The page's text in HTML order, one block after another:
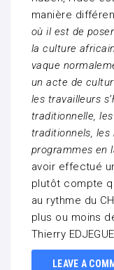
manière
où il est de
la culture
vaque
un acte de
les travailleurs
traditionnelle,
traditionnels, les
programmes en
avoir effectué
plutôt compte
au rythme du
plus ou moins
Thierry EDJEGUE
LEAVE A